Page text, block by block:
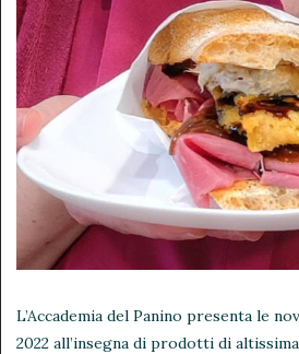
L’Accademia del Panino presenta le
2022 all’insegna di prodotti di